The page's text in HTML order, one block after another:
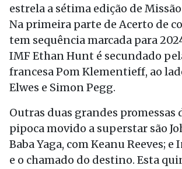
estrela a sétima edição de
Na primeira parte de Acerto de
tem sequência marcada para
IMF Ethan Hunt é secundado
francesa Pom Klementieff, ao
Elwes e Simon Pegg.
Outras duas grandes promessas
pipoca movido a superstar são
Baba Yaga, com Keanu Reeves; e
e o chamado do destino. Esta